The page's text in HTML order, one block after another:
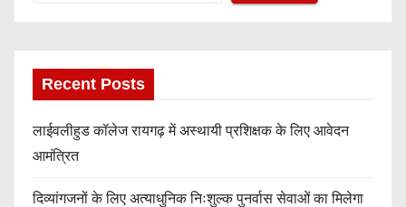
Recent Posts
लाईवलीहुड कॉलेज रायगढ़ में अस्थायी प्रशिक्षक के लिए आवेदन
आमंत्रित
दिव्यांगजनों के लिए अत्याधुनिक निःशुल्क पुनर्वास सेवाओं का मिलेगा